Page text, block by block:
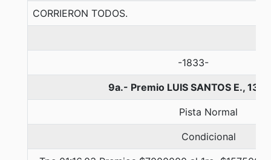
CORRIERON TODOS.
-1833-
9a.- Premio LUIS SANTOS E.,
Pista Normal
Condicional